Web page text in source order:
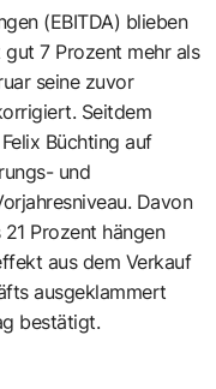
(EBITDA) blieben
7 Prozent mehr als
seine zuvor
Seitdem
Büchting auf
und
Davon
Prozent hängen
aus dem Verkauf
ausgeklammert
bestätigt.